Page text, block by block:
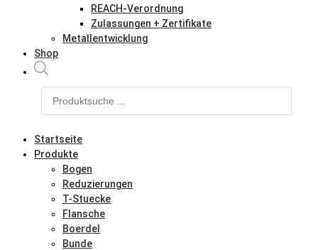
REACH-Verordnung
Zulassungen + Zertifikate
Metallentwicklung
Shop
Startseite
Produkte
Bogen
Reduzierungen
T-Stuecke
Flansche
Boerdel
Bunde